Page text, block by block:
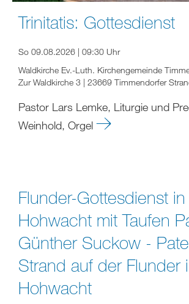
Trinitatis: Gottesdienst
So 09.08.2026 | 09:30 Uhr
Waldkirche Ev.-Luth. Kirchengemeinde
Zur Waldkirche 3 | 23669 Timmendorfer
Pastor Lars Lemke, Liturgie und
Weinhold, Orgel
Flunder-Gottesdienst in
Hohwacht mit Taufen
Günther Suckow -
Strand auf der Flunder
Hohwacht